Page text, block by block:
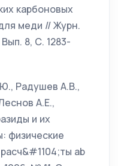
карбоновых
меди // Журн.
8, С. 1283-
Радушев А.В.,
А.Е.,
и их
физические
ab